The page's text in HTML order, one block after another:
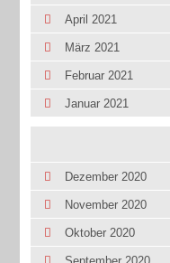
April 2021
März 2021
Februar 2021
Januar 2021
Dezember 2020
November 2020
Oktober 2020